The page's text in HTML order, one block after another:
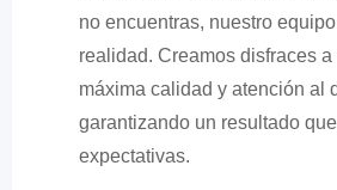
no encuentras, nuestro
realidad. Creamos disfraces
máxima calidad y atención al
garantizando un resultado
expectativas.